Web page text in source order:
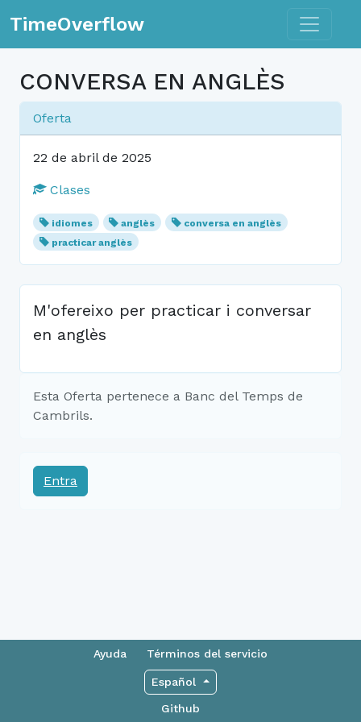
TimeOverflow Toggle
CONVERSA EN ANGLÈS
Oferta
22 de abril de 2025
Clases
idiomes anglès
conversa en anglès
practicar anglès
M'ofereixo per practicar i conversar
en anglès
Esta Oferta pertenece a Banc del Temps de
Cambrils.
Entra
Ayuda Términos del servicio
Español
Github